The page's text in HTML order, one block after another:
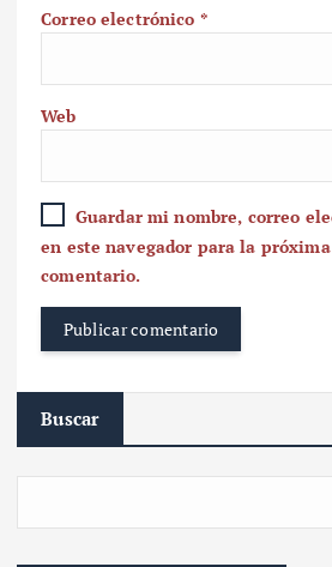
Correo electrónico *
Web
Guardar mi nombre, correo
en este navegador para la
comentario.
Buscar